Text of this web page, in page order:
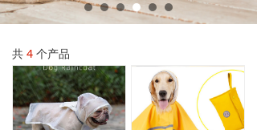
共 4 个产品